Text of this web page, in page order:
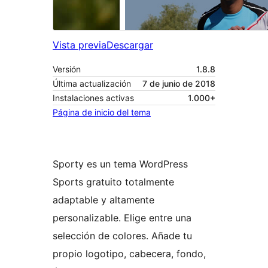
Vista previaDescargar
Versión
1.8.8
Última actualización
7 de junio de 2018
Instalaciones activas
1.000+
Página de inicio del tema
Sporty es un tema WordPress
Sports gratuito totalmente
adaptable y altamente
personalizable. Elige entre una
selección de colores. Añade tu
propio logotipo, cabecera, fondo,